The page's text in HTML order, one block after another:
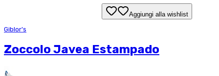
Aggiungi alla wishlist
Giblor's
Zoccolo Javea Estampado